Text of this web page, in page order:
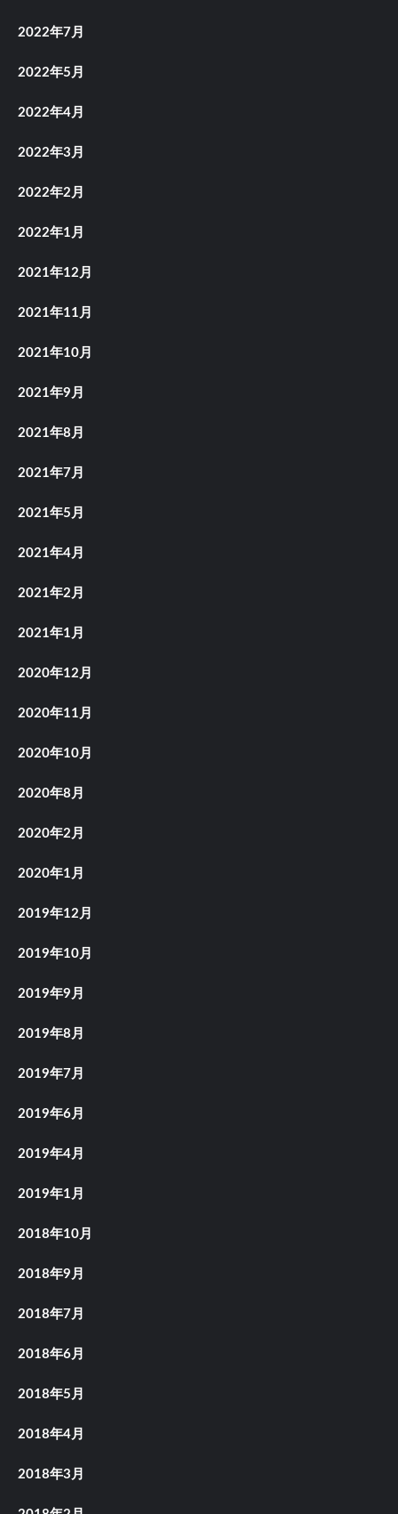
2022年7月
2022年5月
2022年4月
2022年3月
2022年2月
2022年1月
2021年12月
2021年11月
2021年10月
2021年9月
2021年8月
2021年7月
2021年5月
2021年4月
2021年2月
2021年1月
2020年12月
2020年11月
2020年10月
2020年8月
2020年2月
2020年1月
2019年12月
2019年10月
2019年9月
2019年8月
2019年7月
2019年6月
2019年4月
2019年1月
2018年10月
2018年9月
2018年7月
2018年6月
2018年5月
2018年4月
2018年3月